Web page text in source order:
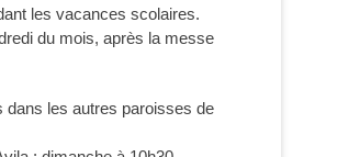
les vacances scolaires.
du mois, après la messe
dans les autres paroisses de